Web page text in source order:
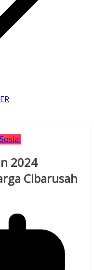
Sosial
2024
Cibarusah